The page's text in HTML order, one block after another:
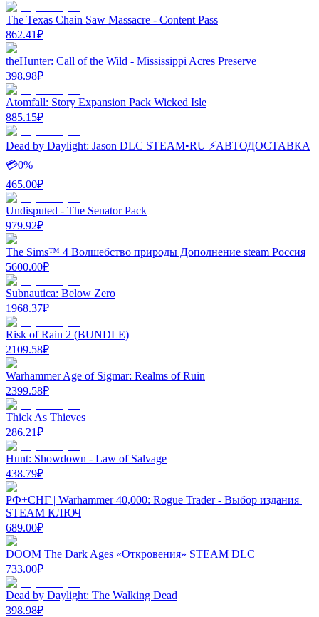
The Texas Chain Saw Massacre - Content Pass
862.41₽
theHunter: Call of the Wild - Mississippi Acres Preserve
398.98₽
Atomfall: Story Expansion Pack Wicked Isle
885.15₽
Dead by Daylight: Jason DLC STEAM•RU ⚡️АВТОДОСТАВКА
💳0%
465.00₽
Undisputed - The Senator Pack
979.92₽
The Sims™ 4 Волшебство природы Дополнение steam Роcсия
5600.00₽
Subnautica: Below Zero
1968.37₽
Risk of Rain 2 (BUNDLE)
2109.58₽
Warhammer Age of Sigmar: Realms of Ruin
2399.58₽
Thick As Thieves
286.21₽
Hunt: Showdown - Law of Salvage
438.79₽
РФ+СНГ | Warhammer 40,000: Rogue Trader - Выбор издания |
STEAM КЛЮЧ
689.00₽
DOOM The Dark Ages «Откровения» STEAM DLC
733.00₽
Dead by Daylight: The Walking Dead
398.98₽